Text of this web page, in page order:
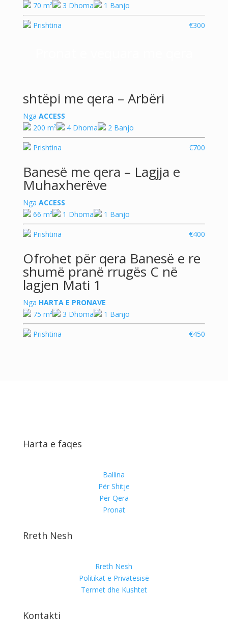
70 m²
3 Dhoma 1 Banjo
Prishtina €300
shtëpi me qera – Arbëri
Nga ACCESS
200 m²
4 Dhoma 2 Banjo
Prishtina €700
Banesë me qera – Lagjja e
Muhaxherëve
Nga ACCESS
66 m²
1 Dhoma 1 Banjo
Prishtina €400
Ofrohet për ‪‎qera Banesë e re
shumë pranë rrugës C në
lagjen Mati 1
Nga HARTA E PRONAVE
75 m²
3 Dhoma 1 Banjo
Prishtina €450
Harta e faqes
Ballina
Për Shitje
Për Qera
Pronat
Rreth Nesh
Rreth Nesh
Politikat e Privatësisë
Termet dhe Kushtet
Kontakti